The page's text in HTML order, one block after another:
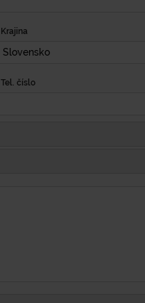
Krajina
Slovensko
Tel. číslo